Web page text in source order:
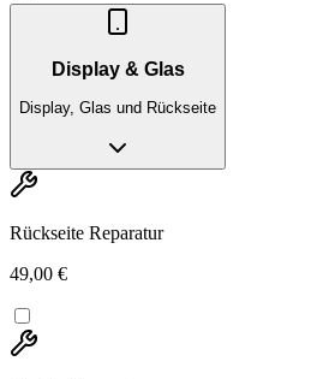
Display & Glas
Display, Glas und Rückseite
Rückseite Reparatur
49,00 €